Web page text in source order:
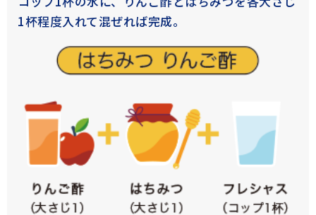
BEAMS DESIGN公式動画
1杯程度入れて混ぜれば完成。